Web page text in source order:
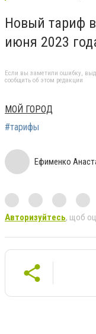
Новый тариф
июня 2023
Если вы заметили ошибку,
сообщить об этом редакции
МОЙ ГОРОД
#тарифы
Ефименко
Авторизуйтесь, щоб